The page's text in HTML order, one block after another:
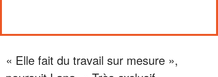
« Elle fait du travail sur mesure »,